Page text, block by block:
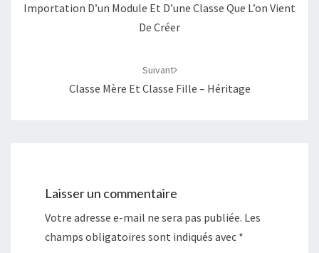
Importation D’un Module Et D’une Classe Que L’on Vient
De Créer
Suivant
Classe Mère Et Classe Fille – Héritage
Laisser un commentaire
Votre adresse e-mail ne sera pas publiée. Les
champs obligatoires sont indiqués avec *